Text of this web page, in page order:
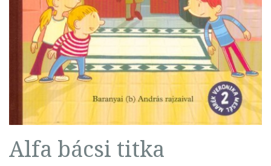
Alfa bácsi titka